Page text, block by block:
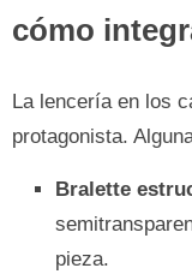
cómo
La lencería en los
protagonista.
Bralette
pieza.